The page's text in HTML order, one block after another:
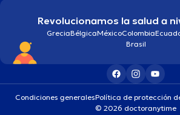
Revolucionamos la salud a
GreciaBélgicaMéxicoColombia
Brasil
Condiciones generalesPolítica de protección
© 2026 doctoranytime